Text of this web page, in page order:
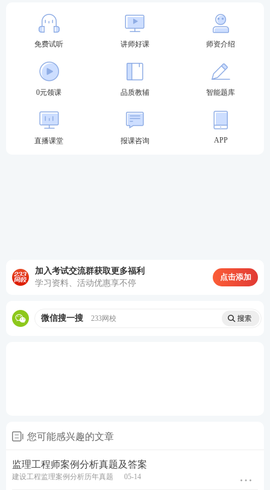
筑工程）》真题及答案
不想花时间单个进行下载，学霸君已将各科近5年真题
考试科目
直播
时间
直播老师 直播预约
合同管
7日
目标控
5月1
8日
00起
免费试听 讲师好课 师资介绍
0元领课 品质教辅 智能题库
直播课堂 报课咨询 APP
加入考试交流群获取更多福利
学习资料、活动优惠享不停
点击添加
微信搜一搜 233网校
您可能感兴趣的文章
监理工程师案例分析真题及答案
建设工程监理案例分析历年真题 05-14